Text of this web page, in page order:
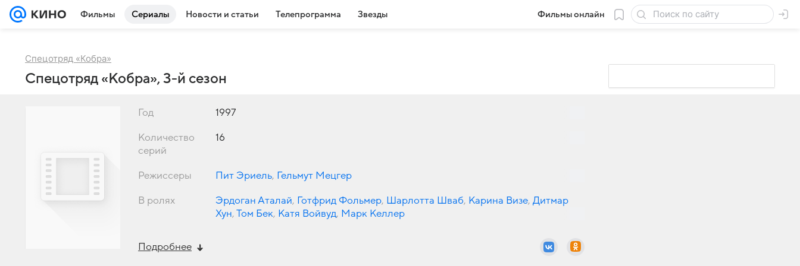
Фильмы Сериалы Новости и статьи Телепрограмма Звезды Фильмы онлайн
Спецотряд «Кобра»
Спецотряд «Кобра», 3-й сезон
Год 1997
Количество
серий
16
Режиссеры Пит Эриель, Гельмут Мецгер
В ролях Эрдоган Аталай, Готфрид Фольмер, Шарлотта Шваб, Карина Визе, Дитмар
Хун, Том Бек, Катя Войвуд, Марк Келлер
Подробнее